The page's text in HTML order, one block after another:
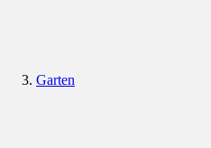
Garten